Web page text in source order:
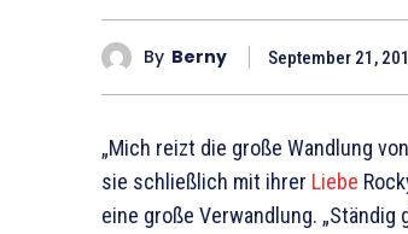
By Berny September 21,
„Mich reizt die große Wandlung
sie schließlich mit ihrer Liebe
eine große Verwandlung.